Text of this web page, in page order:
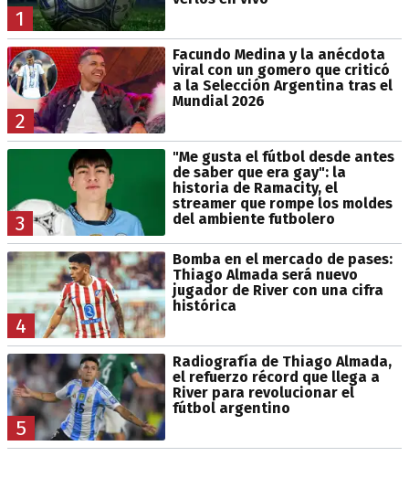
1
2
Facundo Medina y la anécdota
viral con un gomero que criticó
a la Selección Argentina tras el
Mundial 2026
3
"Me gusta el fútbol desde antes
de saber que era gay": la
historia de Ramacity, el
streamer que rompe los moldes
del ambiente futbolero
4
Bomba en el mercado de pases:
Thiago Almada será nuevo
jugador de River con una cifra
histórica
5
Radiografía de Thiago Almada,
el refuerzo récord que llega a
River para revolucionar el
fútbol argentino